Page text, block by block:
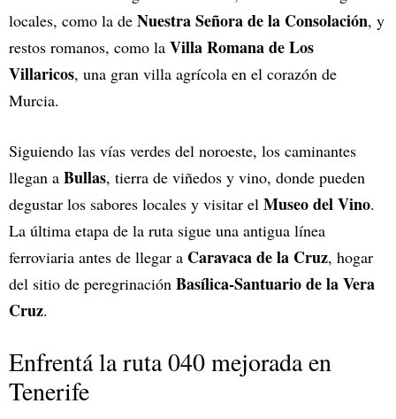
locales, como la de Nuestra Señora de la Consolación, y
restos romanos, como la Villa Romana de Los
Villaricos, una gran villa agrícola en el corazón de
Murcia.
Siguiendo las vías verdes del noroeste, los caminantes
llegan a Bullas, tierra de viñedos y vino, donde pueden
degustar los sabores locales y visitar el Museo del Vino.
La última etapa de la ruta sigue una antigua línea
ferroviaria antes de llegar a Caravaca de la Cruz, hogar
del sitio de peregrinación Basílica-Santuario de la Vera
Cruz.
Enfrentá la ruta 040 mejorada en
Tenerife